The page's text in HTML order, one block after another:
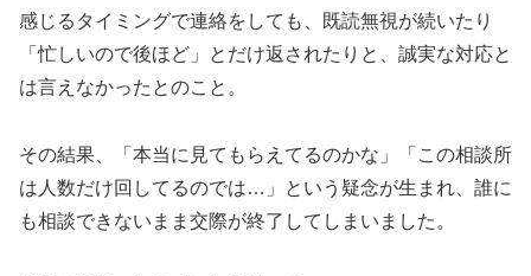
感じるタイミングで連絡をしても、既読無視が続いたり
「忙しいので後ほど」とだけ返されたりと、誠実な対応と
は言えなかったとのこと。
その結果、「本当に見てもらえてるのかな」「この相談所
は人数だけ回してるのでは…」という疑念が生まれ、誰に
も相談できないまま交際が終了してしまいました。